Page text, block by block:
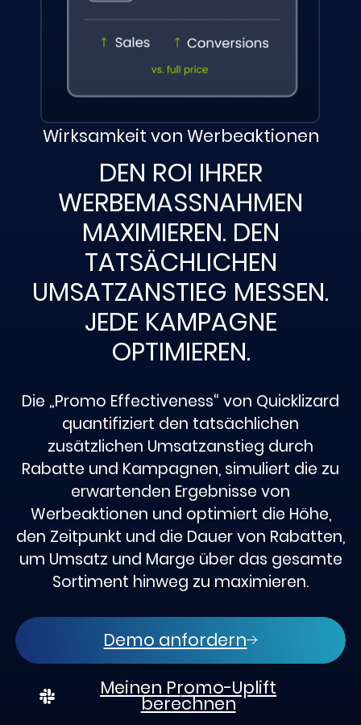
Wirksamkeit von Werbeaktionen
DEN ROI IHRER
WERBEMASSNAHMEN
MAXIMIEREN. DEN
TATSÄCHLICHEN
UMSATZANSTIEG MESSEN.
JEDE KAMPAGNE
OPTIMIEREN.
Die „Promo Effectiveness“ von Quicklizard
quantifiziert den tatsächlichen
zusätzlichen Umsatzanstieg durch
Rabatte und Kampagnen, simuliert die zu
erwartenden Ergebnisse von
Werbeaktionen und optimiert die Höhe,
den Zeitpunkt und die Dauer von Rabatten,
um Umsatz und Marge über das gesamte
Sortiment hinweg zu maximieren.
Demo anfordern
Meinen Promo-Uplift
berechnen